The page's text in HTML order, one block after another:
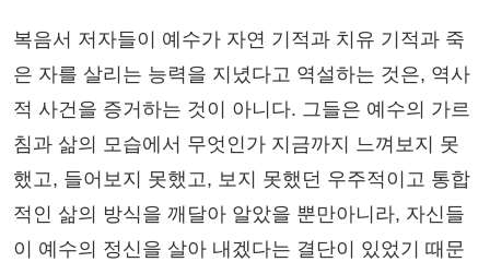
복음서 저자들이 예수가 자연 기적과 치유 기적과 죽
은 자를 살리는 능력을 지녔다고 역설하는 것은, 역사
적 사건을 증거하는 것이 아니다. 그들은 예수의 가르
침과 삶의 모습에서 무엇인가 지금까지 느껴보지 못
했고, 들어보지 못했고, 보지 못했던 우주적이고 통합
적인 삶의 방식을 깨달아 알았을 뿐만아니라, 자신들
이 예수의 정신을 살아 내겠다는 결단이 있었기 때문